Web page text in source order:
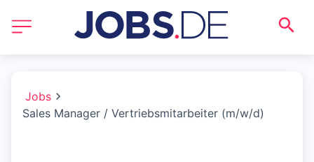
Jobs
Sales Manager / Vertriebsmitarbeiter (m/w/d)